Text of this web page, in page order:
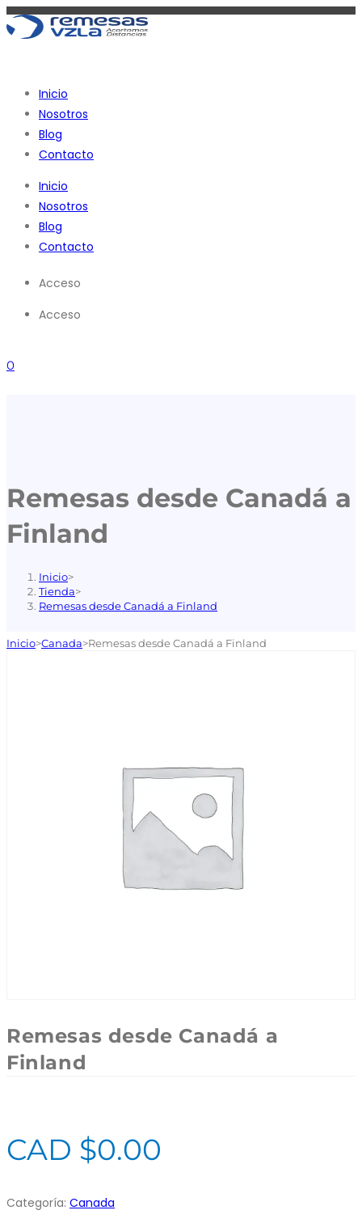
Ir
al
Inicio
Nosotros
Blog
Contacto
Inicio
Nosotros
Blog
Contacto
Acceso
Acceso
0
Remesas desde Canadá a
Finland
Inicio>
Tienda>
Remesas desde Canadá a Finland
Inicio>Canada>Remesas desde Canadá a Finland
Remesas desde Canadá a
Finland
CAD $0.00
Categoría: Canada